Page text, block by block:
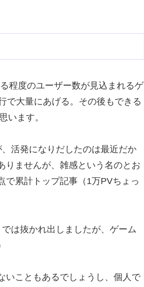
程度のユーザー数が見込まれるゲ
で大量にあげる。その後もできる
います。
活発になりだしたのは最近だか
りませんが、雑感という名のとお
で累計トップ記事（1万PVちょっ
は抜かれ出しましたが、ゲーム
いこともあるでしょうし、個人で